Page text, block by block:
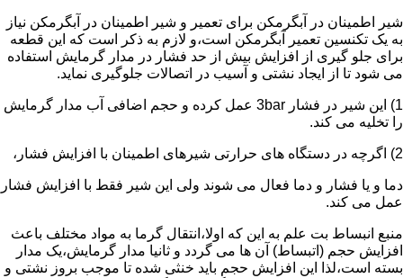
شیر اطمینان در آبگرمکن برای تعمیر و شیر اطمینان در آبگرمکن نیاز
به یک تکنسین تعمیر آبگرمکن است،و لازم به ذکر است که این قطعه
برای جلو گیری از افزایش بیش از حد فشار در مدار گرمایش استفاده
می شود تا از ایجاد نشتی و آسیب در اتصالات جلوگیری نماید.
1) این شیر در فشار 3bar عمل کرده و حجم اضافی آب مدار گرمایش
را تخلیه می کند.
2) اگرچه در دستگاه های حرارتی شیرهای اطمینان با افزایش فشار،
دما و یا فشار و دما فعال می شوند ولی این شیر فقط با افزایش فشار
عمل می کند.
منبع انبساط بت علم به این که اولا،انتقال گرما به مواد مختلف باعث
افزایش حجم (اتبساط) آن ها می گردد و ثانیا مدار گرمایش،یک مدار
بسته است،لذا این افزایش حجم باید خنثی شده تا موجب بروز نشتی و